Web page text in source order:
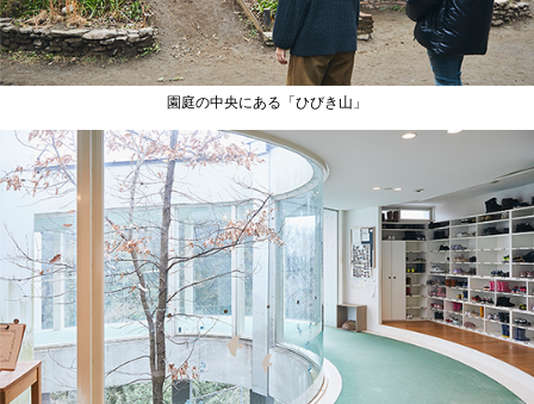
園庭の中央にある「ひびき山」